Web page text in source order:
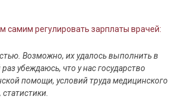
самим регулировать зарплаты врачей:
Возможно, их удалось выполнить в
убеждаюсь, что у нас государство
помощи, условий труда медицинского